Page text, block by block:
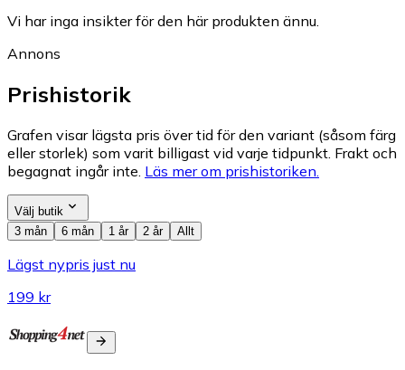
Vi har inga insikter för den här produkten ännu.
Annons
Prishistorik
Grafen visar lägsta pris över tid för den variant (såsom färg
eller storlek) som varit billigast vid varje tidpunkt. Frakt och
begagnat ingår inte. Läs mer om prishistoriken.
Välj butik
3 mån
6 mån 1 år 2 år Allt
Lägst nypris just nu
199 kr